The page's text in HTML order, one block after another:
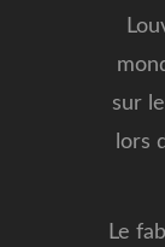
sur
lors
Le